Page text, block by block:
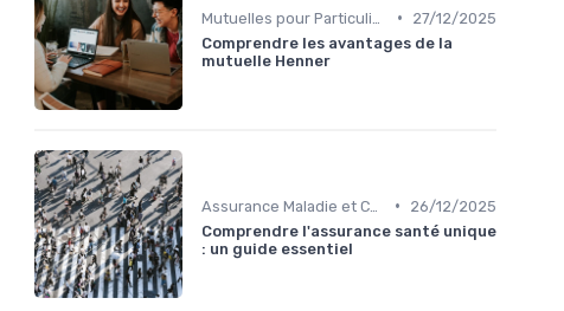
•
27/12/2025
Comprendre les avantages de la
mutuelle Henner
•
26/12/2025
Comprendre l'assurance santé unique
: un guide essentiel